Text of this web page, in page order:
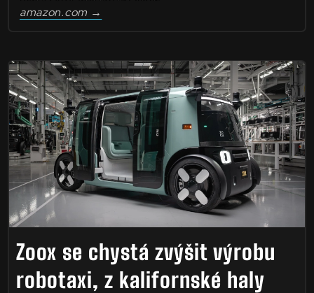
amazon.com →
Zoox se chystá zvýšit výrobu
robotaxi, z kalifornské haly